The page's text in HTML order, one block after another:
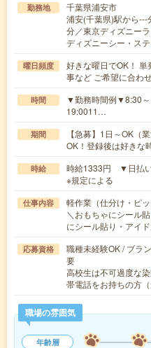
勤務地
千葉県浦安市
浦安(千葉県)駅から
分／東京ディズニー
ディズニーシー・ス
曜日頻度
好きな曜日でOK！
事など ご希望に合わ
時間
▼勤務時間例▼8:30～
19:0011…
期間
【急募】1日～OK（
OK！登録後は好きな
時給
時給1333円 ▼日払
※規定による
仕事内容
軽作業（仕分け・ピ
＼おもちゃにシール
にシール貼り・アイ
応募資格
職種未経験OK / ブラ
要
高校生は不可過度な
帯電話をお持ちの方
職場の雰囲気
年齢層